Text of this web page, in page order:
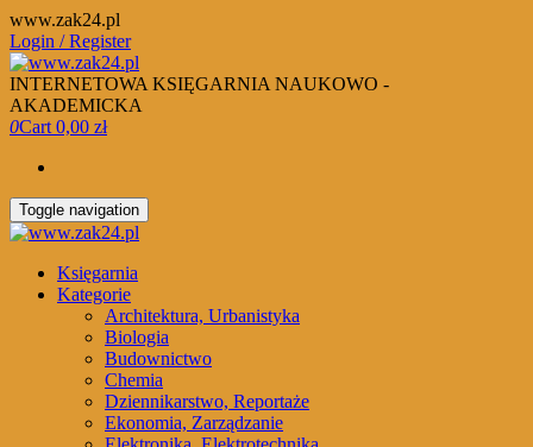
Skip
to
the
content
www.zak24.pl
Login / Register
INTERNETOWA KSIĘGARNIA NAUKOWO -
AKADEMICKA
0Cart 0,00 zł
Toggle navigation
Księgarnia
Kategorie
Architektura, Urbanistyka
Biologia
Budownictwo
Chemia
Dziennikarstwo, Reportaże
Ekonomia, Zarządzanie